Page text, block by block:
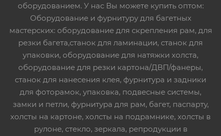
оборудованием. У нас Вы можете купить оптом:
Оборудование и фурнитуру для багетных
мастерских: оборудование для скрепления рам, для
резки багета,станок для ламинации, станок для
упаковки, оборудование для натяжки холста,
оборудование для резки картона/ДВП/фанеры,
станок для нанесения клея, фурнитура и задники
для фоторамок, упаковка, подвесные системы,
замки и петли, фурнитура для рам, багет, паспарту,
холсты на картоне, холсты на подрамнике, холсты в
рулоне, стекло, зеркала, репродукции в